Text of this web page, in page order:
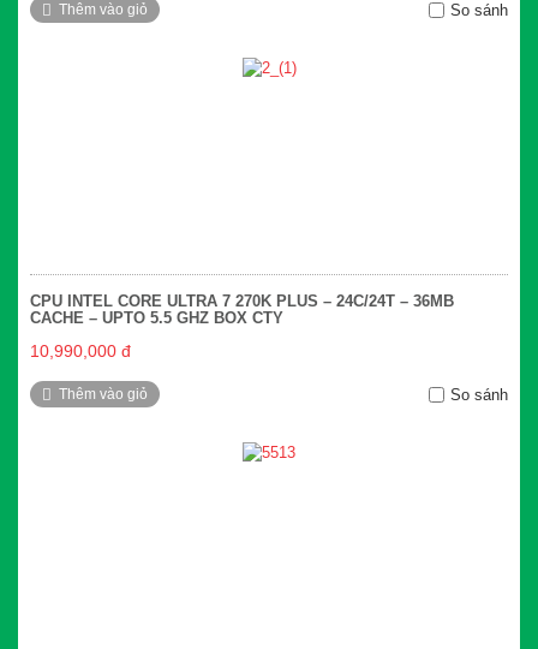
Thêm vào giỏ So sánh
CPU INTEL CORE ULTRA 7 270K PLUS – 24C/24T – 36MB
CACHE – UPTO 5.5 GHZ BOX CTY
10,990,000 đ
Thêm vào giỏ So sánh